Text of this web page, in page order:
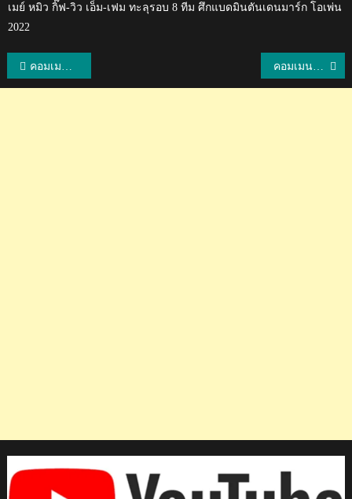
เมย์ หมิว กิ๊ฟ-วิว เอ็ม-เฟม ทะลุรอบ 8 ทีม ศึกแบดมินตันเดนมาร์ก โอเพ่น
2022
แนะแนว
คอมเมนต์สิงคโปร์และชาวอาเซียน อิคซาน ฟานดี้ทำประตูให้กับบีจี ปทุม ยูไนเต็ดอย่างต่อเนื่อง คอมเมนต์เวียดนามหลังสมาคมวอลเลย์บอลอาจเรียกตัวรุ่นพี่มาช่วยทีมชาติไทยในปีนี้